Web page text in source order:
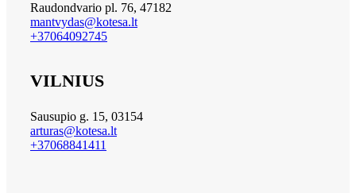
Raudondvario pl. 76, 47182
mantvydas@kotesa.lt
+37064092745
VILNIUS
Sausupio g. 15, 03154
arturas@kotesa.lt
+37068841411